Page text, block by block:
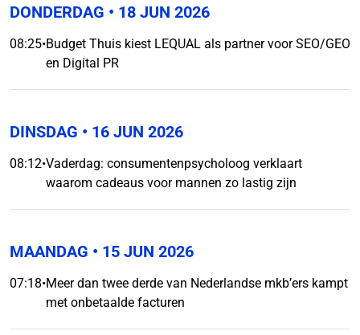
DONDERDAG • 18 JUN 2026
08:25•Budget Thuis kiest LEQUAL als partner voor SEO/GEO
en Digital PR
DINSDAG • 16 JUN 2026
08:12•Vaderdag: consumentenpsycholoog verklaart
waarom cadeaus voor mannen zo lastig zijn
MAANDAG • 15 JUN 2026
07:18•Meer dan twee derde van Nederlandse mkb’ers kampt
met onbetaalde facturen